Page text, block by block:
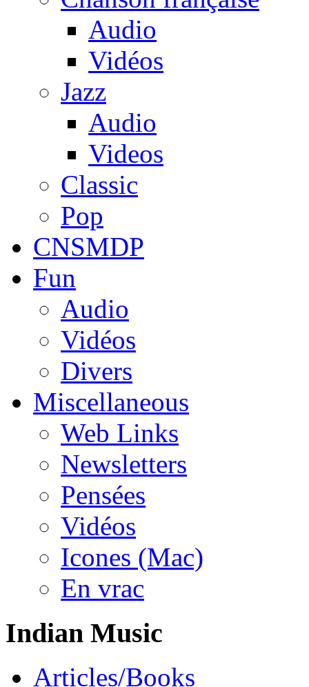
Audio
Vidéos
Jazz
Audio
Videos
Classic
Pop
CNSMDP
Fun
Audio
Vidéos
Divers
Miscellaneous
Web Links
Newsletters
Pensées
Vidéos
Icones (Mac)
En vrac
Indian Music
Articles/Books